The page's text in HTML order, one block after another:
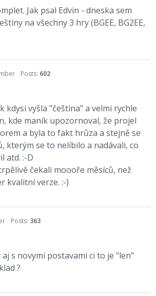
Jak psal Edvin - dneska sem
na všechny 3 hry (BGEE, BG2EE,
Posts: 602
kdysi vyšla "čeština" a velmi rychle
kde maník upozornoval, že projel
a byla to fakt hrůza a stejně se
kterým se to nelíbilo a nadávali, co
atd. :-D
čekali moooře měsíců, než
kvalitní verze. :-)
Posts: 363
s novymi postavami ci to je "len"
?